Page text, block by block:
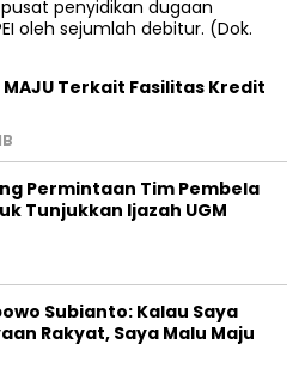
MAJU Terkait Fasilitas Kredit
Permintaan Tim Pembela
Tunjukkan Ijazah UGM
Subianto: Kalau Saya
Rakyat, Saya Malu Maju